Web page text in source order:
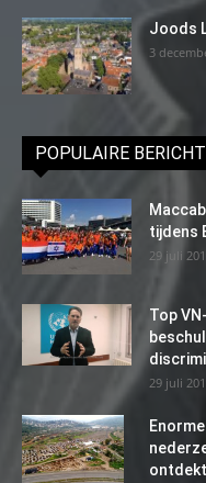
Joods
3
POPULAIRE
tijdens
29 juli
Top
29 juli